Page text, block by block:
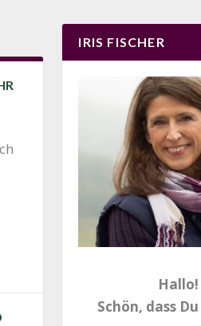
IRIS FISCHER
Hallo!
Schön, dass